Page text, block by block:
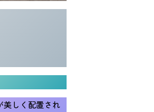
美しく配置され